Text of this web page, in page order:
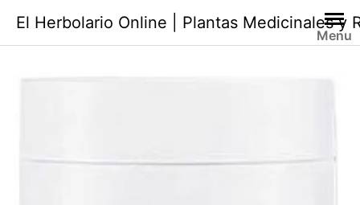
contenido
El Herbolario Online | Plantas Medicinales y
Menu